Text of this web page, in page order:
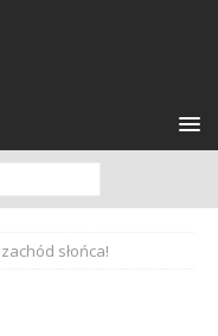
słońca!